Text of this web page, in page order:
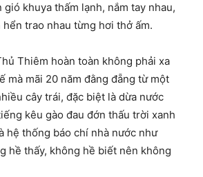
khuya thấm lạnh, nắm tay nhau,
trao nhau từng hơi thở ấm.
Thiêm hoàn toàn không phải xa
mà mãi 20 năm đằng đẵng từ một
cây trái, đặc biệt là dừa nước
kêu gào đau đớn thấu trời xanh
hệ thống báo chí nhà nước như
hề thấy, không hề biết nên không